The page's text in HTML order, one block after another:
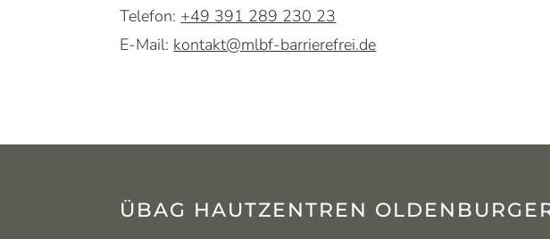
Telefon: +49 391 289 230 23
E-Mail: kontakt@mlbf-barrierefrei.de
ÜBAG HAUTZENTREN